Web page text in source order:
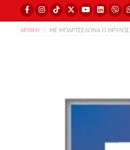
ΑΡΧΙΚΗ ΜΕ ΜΠΑΡΤΣΕΛΟΝΑ Ο ΘΡΥΛΟΣ